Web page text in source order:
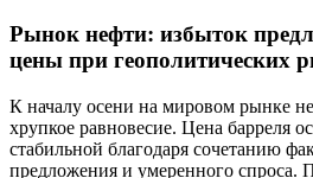
Рынок нефти: избыток
цены при геополитических
К началу осени на мировом рынке
хрупкое равновесие. Цена барреля
стабильной благодаря сочетанию
предложения и умеренного спроса.